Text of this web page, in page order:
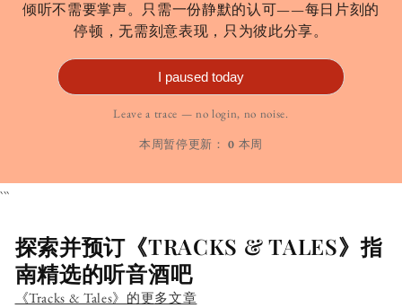
倾听不需要掌声。只需一份静默的认可——每日片刻的
停顿，无需刻意表现，只为彼此分享。
I paused today
Leave a trace — no login, no noise.
本周暂停更新： 0 本周
```
探索并预订《TRACKS & TALES》指
南精选的听音酒吧
《Tracks & Tales》的更多文章